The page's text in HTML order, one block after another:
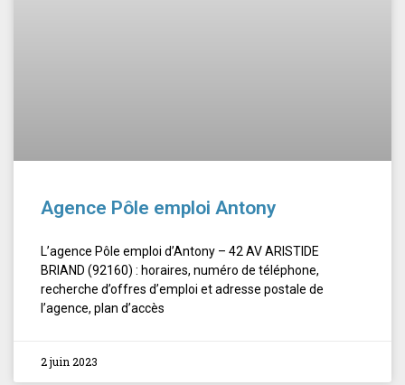
Agence Pôle emploi Antony
L’agence Pôle emploi d’Antony – 42 AV ARISTIDE
BRIAND (92160) : horaires, numéro de téléphone,
recherche d’offres d’emploi et adresse postale de
l’agence, plan d’accès
2 juin 2023